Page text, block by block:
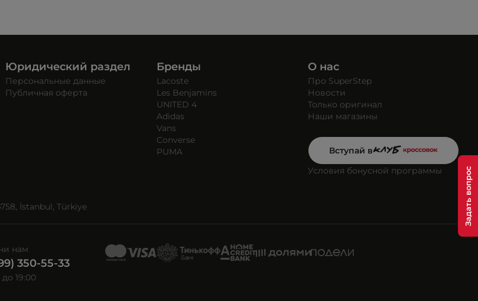
Юридический раздел
Персональные данные
Публичная оферта
Бренды
Lacoste
Les Benjamins
UNITED 4
Adidas
Vans
Converse
PUMA
О нас
Про SuperStep
Новости
Только оригинал
Наши магазины
Вступай в
Условия бонусной программы
İstanbul, Türkiye
нам
350-55-33
до 19:00